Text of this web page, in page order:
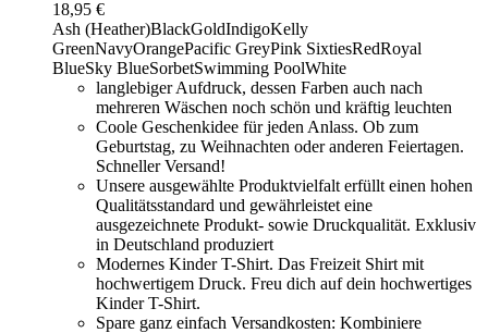
18,95 €
Ash (Heather)BlackGoldIndigoKelly
GreenNavyOrangePacific GreyPink SixtiesRedRoyal
BlueSky BlueSorbetSwimming PoolWhite
langlebiger Aufdruck, dessen Farben auch nach
mehreren Wäschen noch schön und kräftig leuchten
Coole Geschenkidee für jeden Anlass. Ob zum
Geburtstag, zu Weihnachten oder anderen Feiertagen.
Schneller Versand!
Unsere ausgewählte Produktvielfalt erfüllt einen hohen
Qualitätsstandard und gewährleistet eine
ausgezeichnete Produkt- sowie Druckqualität. Exklusiv
in Deutschland produziert
Modernes Kinder T-Shirt. Das Freizeit Shirt mit
hochwertigem Druck. Freu dich auf dein hochwertiges
Kinder T-Shirt.
Spare ganz einfach Versandkosten: Kombiniere